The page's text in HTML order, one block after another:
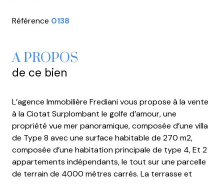
Référence 0138
A PROPOS
de ce bien
L’agence Immobilière Frediani vous propose à la vente
à la Ciotat Surplombant le golfe d’amour, une
propriété vue mer panoramique, composée d’une villa
de Type 8 avec une surface habitable de 270 m2,
composée d’une habitation principale de type 4, Et 2
appartements indépendants, le tout sur une parcelle
de terrain de 4000 mètres carrés. La terrasse et